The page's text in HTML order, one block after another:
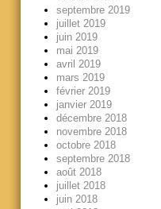
septembre 2019
juillet 2019
juin 2019
mai 2019
avril 2019
mars 2019
février 2019
janvier 2019
décembre 2018
novembre 2018
octobre 2018
septembre 2018
août 2018
juillet 2018
juin 2018